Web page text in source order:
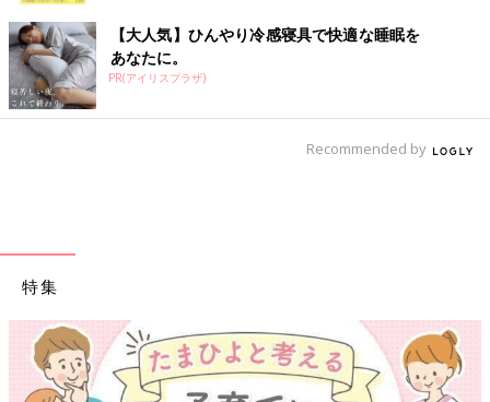
【大人気】ひんやり冷感寝具で快適な睡眠を
あなたに。
PR(アイリスプラザ)
Recommended by
特集